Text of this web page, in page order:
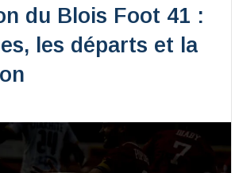
du Blois Foot 41 :
les départs et la